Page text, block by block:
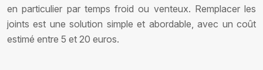
en particulier par temps froid ou venteux. Remplacer les
joints est une solution simple et abordable, avec un coût
estimé entre 5 et 20 euros.